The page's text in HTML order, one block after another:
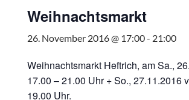
Weihnachtsmarkt
26. November 2016 @ 17:00- 21:00
Weihnachtsmarkt Heftrich, am Sa.,
17.00 – 21.00 Uhr + So., 27.11.2016
19.00 Uhr.